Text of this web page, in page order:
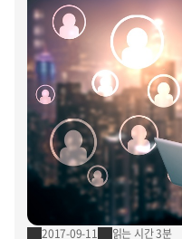
높다는 것이죠. 세계적인 인류
클로테르 라파이유(Clotaire
그대로 믿지 말라 ’고 조언했
인사이트를 얻을 수 있을까요? 이글은 CVP를 도출하기 위해 가장
기본이 되는 암묵적니즈
(Customer Insight)라는 주
2017-09-11 읽는 시간 3분